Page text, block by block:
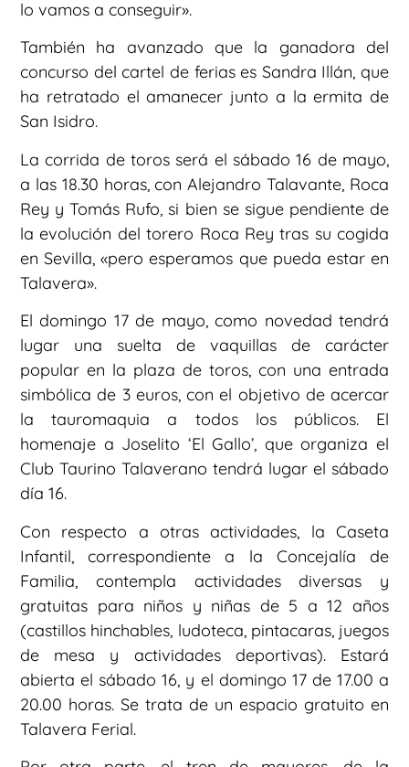
lo vamos a conseguir».
También ha avanzado que la ganadora del
concurso del cartel de ferias es Sandra Illán, que
ha retratado el amanecer junto a la ermita de
San Isidro.
La corrida de toros será el sábado 16 de mayo,
a las 18.30 horas, con Alejandro Talavante, Roca
Rey y Tomás Rufo, si bien se sigue pendiente de
la evolución del torero Roca Rey tras su cogida
en Sevilla, «pero esperamos que pueda estar en
Talavera».
El domingo 17 de mayo, como novedad tendrá
lugar una suelta de vaquillas de carácter
popular en la plaza de toros, con una entrada
simbólica de 3 euros, con el objetivo de acercar
la tauromaquia a todos los públicos. El
homenaje a Joselito ‘El Gallo’, que organiza el
Club Taurino Talaverano tendrá lugar el sábado
día 16.
Con respecto a otras actividades, la Caseta
Infantil, correspondiente a la Concejalía de
Familia, contempla actividades diversas y
gratuitas para niños y niñas de 5 a 12 años
(castillos hinchables, ludoteca, pintacaras, juegos
de mesa y actividades deportivas). Estará
abierta el sábado 16, y el domingo 17 de 17.00 a
20.00 horas. Se trata de un espacio gratuito en
Talavera Ferial.